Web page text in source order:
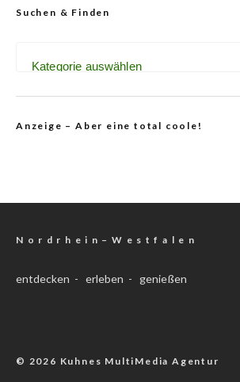
Suchen & Finden
Anzeige – Aber eine total coole!
N o r d r h e i n – W e s t f a l e n
entdecken - erleben - genießen
© 2026 Kuhnes MultiMedia Agentur